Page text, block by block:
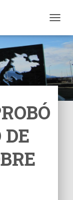
A
B
R
O